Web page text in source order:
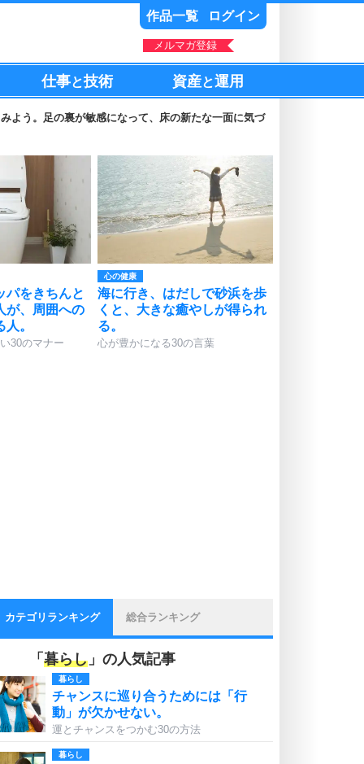
作品一覧 ログイン
メルマガ登録
仕事と技術 資産と運用
よう。足の裏が敏感になって、床の新たな一面に気づ
パをきちんと
が、周囲への
。
30のマナー
心の健康
海に行き、はだしで砂浜を歩
くと、大きな癒やしが得られ
る。
心が豊かになる30の言葉
カテゴリランキング 総合ランキング
「 暮らし 」の人気記事
暮らし
チャンスに巡り合うためには「行
動」が欠かせない。
運とチャンスをつかむ30の方法
暮らし